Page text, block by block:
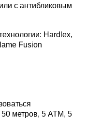
с антибликовым
Hardlex,
Fusion
50 метров, 5 АТМ, 5